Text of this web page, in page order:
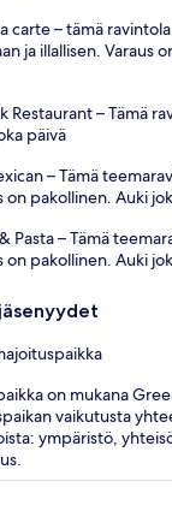
carte – tämä
ja illallisen. Varaus
Restaurant – Tämä
päivä
– Tämä
on pakollinen. Auki
Pasta – Tämä
on pakollinen. Auki
on mukana
vaikutusta
ympäristö,